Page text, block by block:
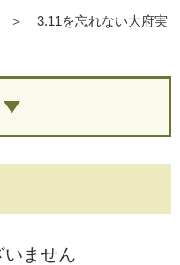
＞
3.11を忘れない大府実
ません